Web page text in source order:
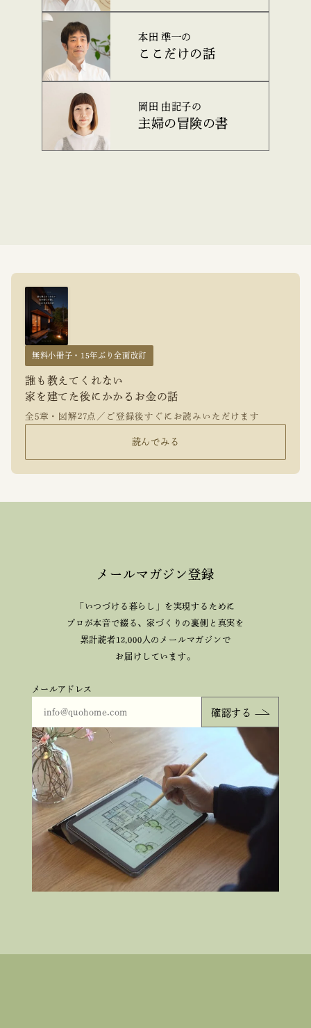
本田 準一の
ここだけの話
岡田 由記子の
主婦の冒険の書
無料小冊子・15年ぶり全面改訂
誰も教えてくれない
家を建てた後にかかるお金の話
全5章・図解27点／ご登録後すぐにお読みいただけます
読んでみる
メールマガジン登録
「いつづける暮らし」を実現するために
プロが本音で綴る、家づくりの裏側と真実を
累計読者12,000人のメールマガジンで
お届けしています。
メールアドレス